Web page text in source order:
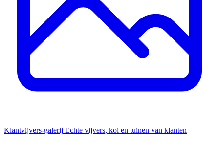
Klantvijvers-galerij Echte vijvers, koi en tuinen van klanten